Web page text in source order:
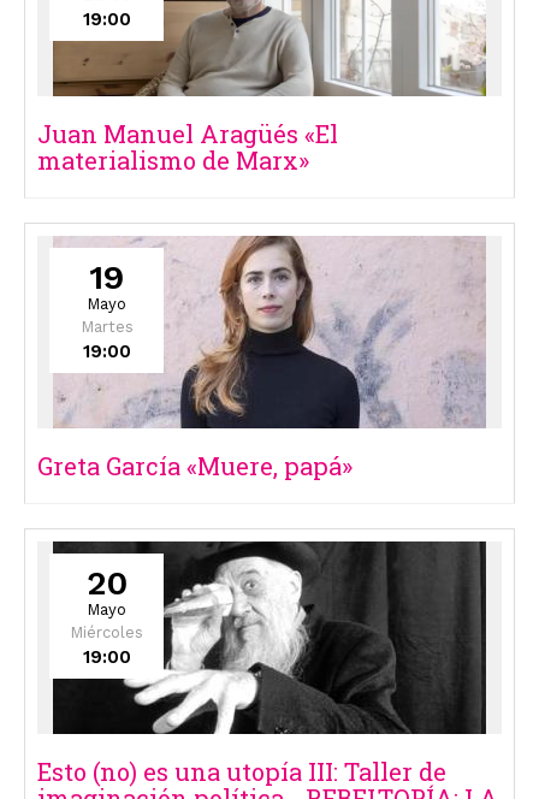
19:00
Juan Manuel Aragüés «El
materialismo de Marx»
19
Mayo
Martes
19:00
Greta García «Muere, papá»
20
Mayo
Miércoles
19:00
Esto (no) es una utopía III: Taller de